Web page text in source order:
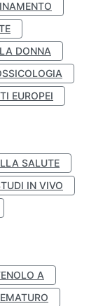
DONNA
EUROPEI
SALUTE
IN VIVO
A